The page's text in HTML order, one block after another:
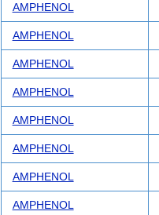
AMPHENOL
AMPHENOL
AMPHENOL
AMPHENOL
AMPHENOL
AMPHENOL
AMPHENOL
AMPHENOL